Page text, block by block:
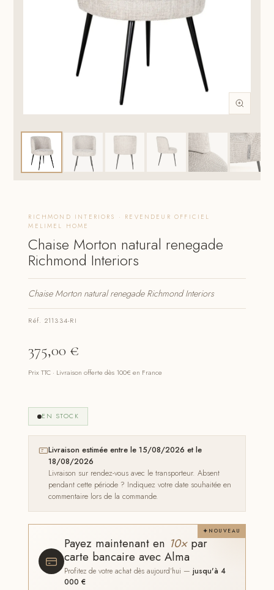
RICHMOND INTERIORS · REVENDEUR OFFICIEL
MELIMEL HOME
Chaise Morton natural renegade
Richmond Interiors
Chaise Morton natural renegade Richmond Interiors
Réf. 211334-RI
375,00 €
Prix TTC · Livraison offerte dès 100€ en France
EN STOCK
Livraison estimée entre le 15/08/2026 et le
18/08/2026
Livraison sur rendez-vous avec le transporteur. Absent
pendant cette période ? Indiquez votre date souhaitée en
commentaire lors de la commande.
NOUVEAU
Payez maintenant en 10×par
carte bancaire avec Alma
Profitez de votre achat dès aujourd'hui —jusqu'à 4
000 €